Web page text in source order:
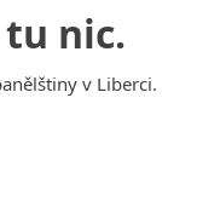
nic.
v Liberci.